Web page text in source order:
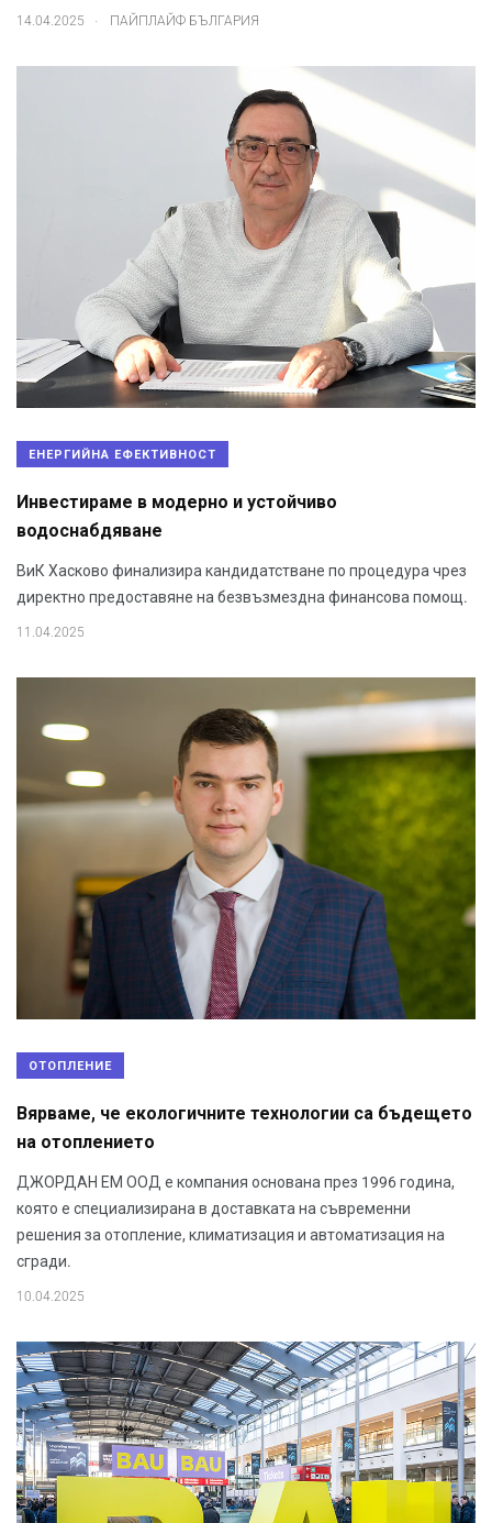
14.04.2025 . ПАЙПЛАЙФ БЪЛГАРИЯ
ЕНЕРГИЙНА ЕФЕКТИВНОСТ
Инвестираме в модерно и устойчиво
водоснабдяване
ВиК Хасково финализира кандидатстване по процедура чрез
директно предоставяне на безвъзмездна финансова помощ.
11.04.2025
ОТОПЛЕНИЕ
Вярваме, че екологичните технологии са бъдещето
на отоплението
ДЖОРДАН ЕМ ООД е компания основана през 1996 година,
която е специализирана в доставката на съвременни
решения за отопление, климатизация и автоматизация на
сгради.
10.04.2025